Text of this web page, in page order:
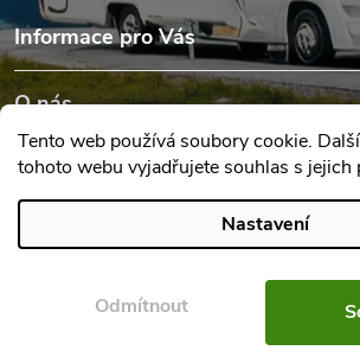
Tento web používá soubory cookie.
tohoto webu vyjadřujete souhlas s jejich
Nastavení
Odmítnout
Informace pro Vás
O nás
Hodnocení obchodu
Copyright 2026Karavany Hykro. Všechna
nastavení cookies